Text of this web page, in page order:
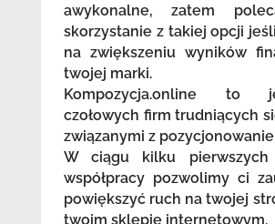
awykonalne, zatem
skorzystanie z takiej opcji
na zwiększeniu wyników
twojej marki.
Kompozycja.online to
czołowych firm trudniących
związanymi z
W ciągu kilku pierwszych
współpracy pozwolimy ci
powiększyć ruch na twojej
twoim sklepie internetowym.